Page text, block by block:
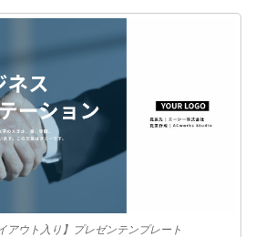
アウト入り】プレゼンテンプレート